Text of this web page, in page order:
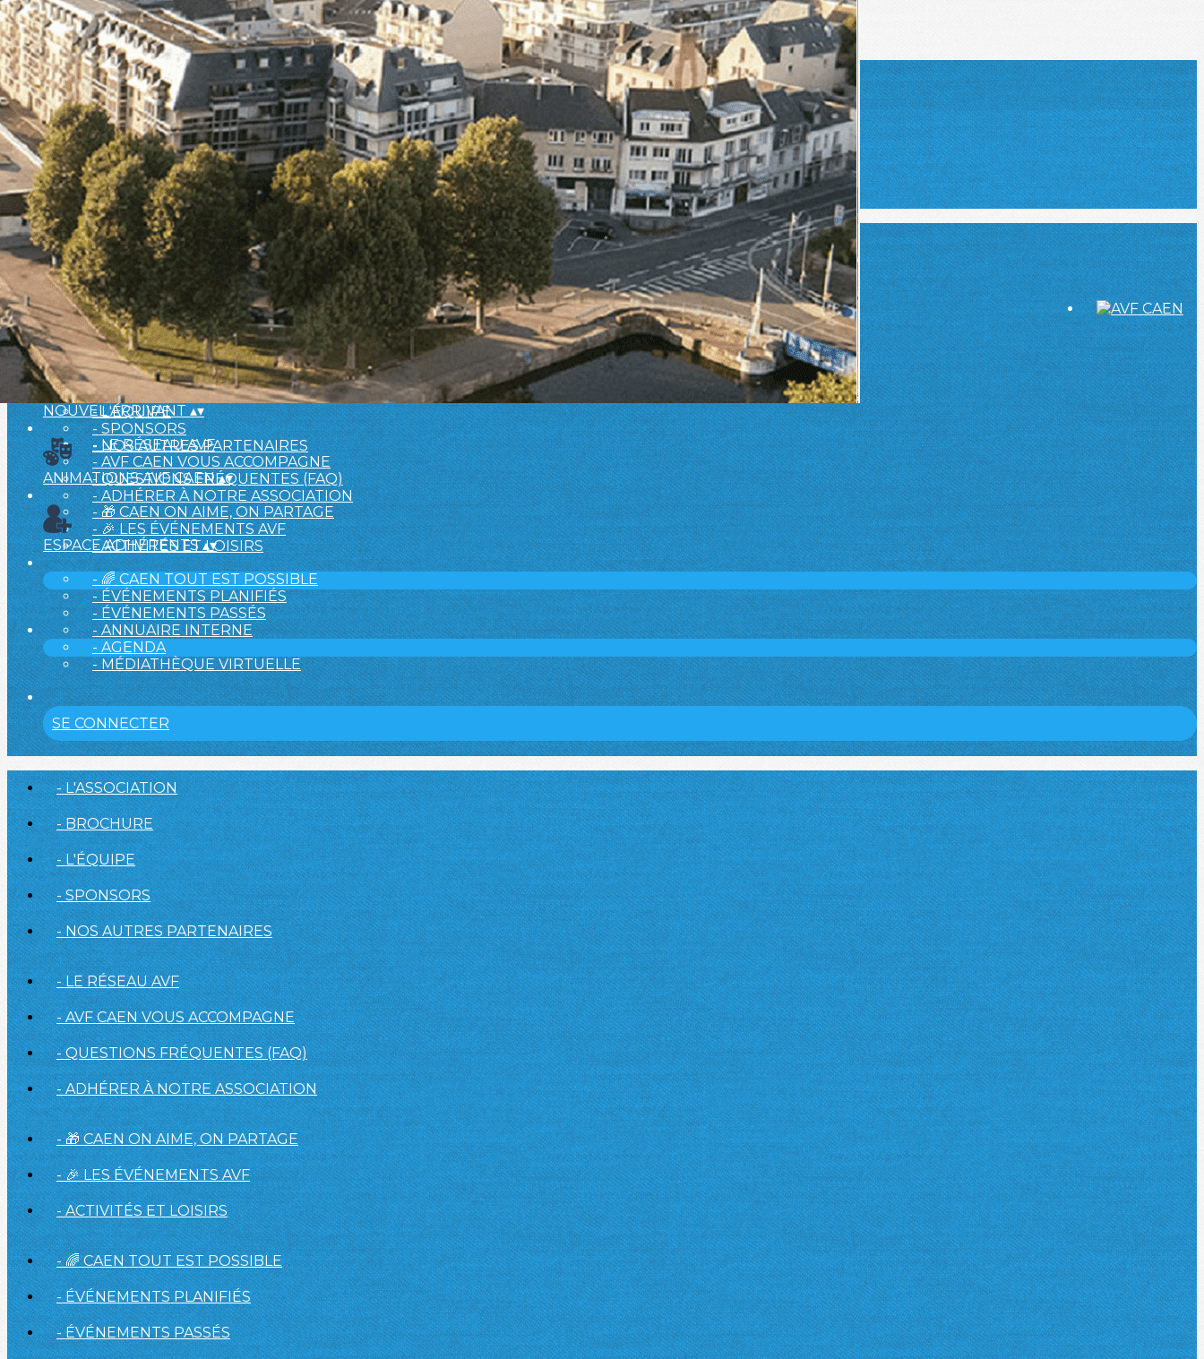
Exporter les lignes sélectionnées
Exporter toutes les colonnes
Exporter uniquement les colonnes affichées
Menu
<
>
- 🎁 Caen on aime, on partage
- 🎉 Les événements AVF
- Activités et Loisirs
Ajoutez un logo, un bouton, des réseaux sociaux
Cliquez pour éditer
L'ASSOCIATION▴▾
- L'ASSOCIATION
- BROCHURE
- L'ÉQUIPE
- SPONSORS
- NOS AUTRES PARTENAIRES
NOUVEL ARRIVANT▴▾
- LE RÉSEAU AVF
- AVF CAEN VOUS ACCOMPAGNE
- QUESTIONS FRÉQUENTES (FAQ)
- ADHÉRER À NOTRE ASSOCIATION
ANIMATIONS AVF CAEN▴▾
- 🎁 CAEN ON AIME, ON PARTAGE
- 🎉 LES ÉVÉNEMENTS AVF
- ACTIVITÉS ET LOISIRS
ESPACE ADHÉRENTS▴▾
- 🌈 CAEN TOUT EST POSSIBLE
- ÉVÉNEMENTS PLANIFIÉS
- ÉVÉNEMENTS PASSÉS
- ANNUAIRE INTERNE
- AGENDA
- MÉDIATHÈQUE VIRTUELLE
SE CONNECTER
- L'ASSOCIATION
- BROCHURE
- L'ÉQUIPE
- SPONSORS
- NOS AUTRES PARTENAIRES
- LE RÉSEAU AVF
- AVF CAEN VOUS ACCOMPAGNE
- QUESTIONS FRÉQUENTES (FAQ)
- ADHÉRER À NOTRE ASSOCIATION
- 🎁 CAEN ON AIME, ON PARTAGE
- 🎉 LES ÉVÉNEMENTS AVF
- ACTIVITÉS ET LOISIRS
- 🌈 CAEN TOUT EST POSSIBLE
- ÉVÉNEMENTS PLANIFIÉS
- ÉVÉNEMENTS PASSÉS